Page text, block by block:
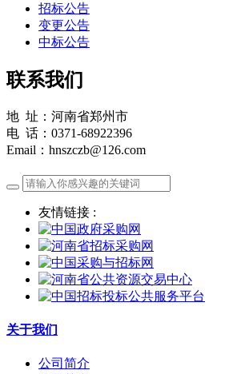
招标公告
变更公告
中标公告
联系我们
地 址：河南省郑州市
电 话：0371-68922396
Email：hnszczb@126.com
友情链接 :
关于我们
公司简介